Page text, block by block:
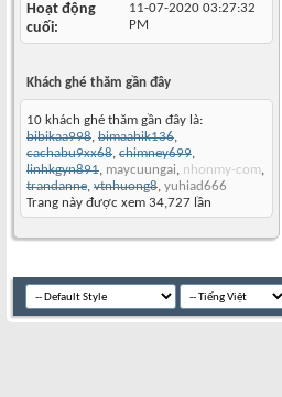
Hoạt động
cuối
11-07-2020 03:27:32
PM
Khách ghé thăm gần đây
10 khách ghé thăm gần đây là:
bibikaa998, bimaahik136,
cachabu9xx68, chimney699,
linhkgyn891, maycuungai, nhonmy-com,
trandanne, vtnhuong8, yuhiad666
Trang này được xem 34,727 lần